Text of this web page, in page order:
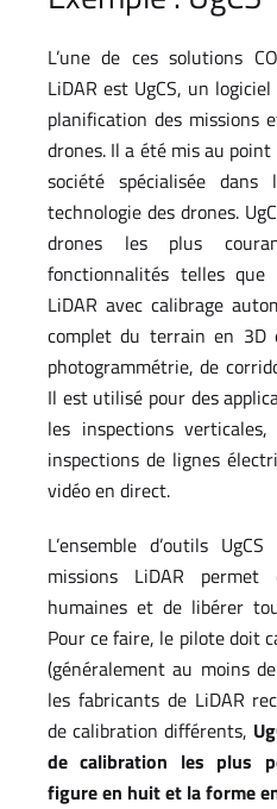
L’une de ces solutions
LiDAR est UgCS, un
planification des missions
drones. Il a été mis au
société spécialisée
technologie des drones.
drones les plus
fonctionnalités telles
LiDAR avec calibrage
complet du terrain en
photogrammétrie, de
Il est utilisé pour des
les inspections
inspections de lignes
vidéo en direct.
L’ensemble d’outils
missions LiDAR
humaines et de libérer
Pour ce faire, le pilote doit
(généralement au moins
les fabricants de LiDAR
de calibration différents,
de calibration les plus
figure en huit et la forme